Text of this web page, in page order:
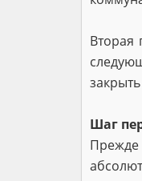
Вторая
Шаг
Прежде